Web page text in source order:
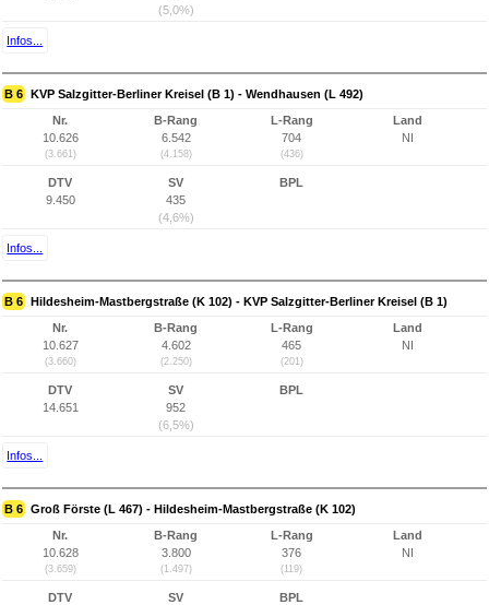
(5,0%)
Infos...
B 6 KVP Salzgitter-Berliner Kreisel (B 1) - Wendhausen (L 492)
Nr.
10.626
(3.661)
B-Rang
6.542
(4.158)
L-Rang
704
(436)
Land
NI
DTV
9.450
SV
435
(4,6%)
BPL
Infos...
B 6 Hildesheim-Mastbergstraße (K 102) - KVP Salzgitter-Berliner Kreisel (B 1)
Nr.
10.627
(3.660)
B-Rang
4.602
(2.250)
L-Rang
465
(201)
Land
NI
DTV
14.651
SV
952
(6,5%)
BPL
Infos...
B 6 Groß Förste (L 467) - Hildesheim-Mastbergstraße (K 102)
Nr.
10.628
(3.659)
B-Rang
3.800
(1.497)
L-Rang
376
(119)
Land
NI
DTV
SV
BPL